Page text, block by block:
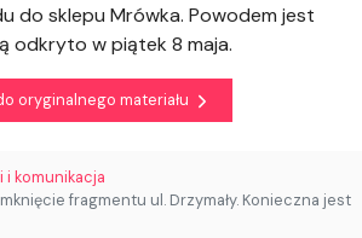
do sklepu Mrówka. Powodem jest
odkryto w piątek 8 maja.
oryginalnego materiału
i komunikacja
fragmentu ul. Drzymały. Konieczna jest